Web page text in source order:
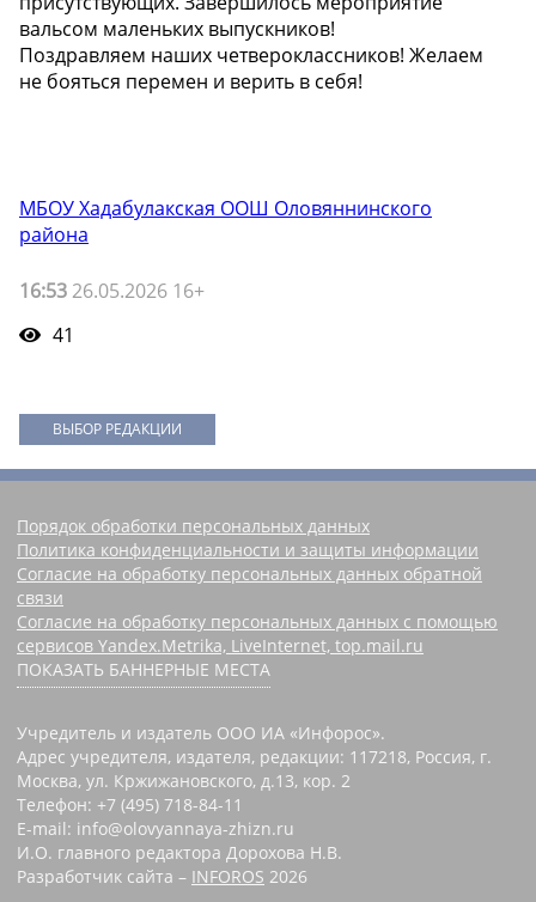
вальсом маленьких выпускников!
Поздравляем наших четвероклассников! Желаем
не бояться перемен и верить в себя!
МБОУ Хадабулакская ООШ Оловяннинского
района
16:53 26.05.2026 16+
41
ВЫБОР РЕДАКЦИИ
Порядок обработки персональных данных
Политика конфиденциальности и защиты информации
Согласие на обработку персональных данных обратной
связи
Согласие на обработку персональных данных с помощью
сервисов Yandex.Metrika, LiveInternet, top.mail.ru
ПОКАЗАТЬ БАННЕРНЫЕ МЕСТА
Учредитель и издатель ООО ИА «Инфорос».
Адрес учредителя, издателя, редакции: 117218, Россия, г.
Москва, ул. Кржижановского, д.13, кор. 2
Телефон: +7 (495) 718-84-11
E-mail: info@olovyannaya-zhizn.ru
И.О. главного редактора Дорохова Н.В.
Разработчик сайта – INFOROS 2026